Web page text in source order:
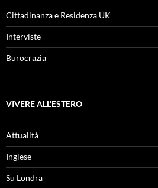
Cittadinanza e Residenza UK
Interviste
Burocrazia
VIVERE ALL’ESTERO
Attualità
Inglese
Su Londra